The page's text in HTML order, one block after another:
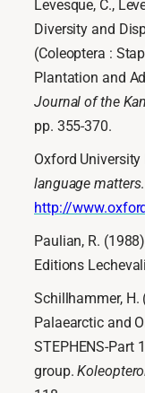
Levesque, C.,
Diversity and
(Coleoptera :
Plantation and
Journal of the
pp. 355-370.
Oxford University
language matters
http://
Paulian, R.
Editions
Schillhammer, H.
Palaearctic and
STEPHENS-Part
group.